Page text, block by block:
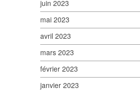
juin 2023
mai 2023
avril 2023
mars 2023
février 2023
janvier 2023